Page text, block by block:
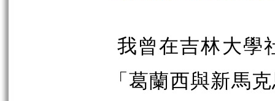
我曾在吉林大學
「葛蘭西與新馬